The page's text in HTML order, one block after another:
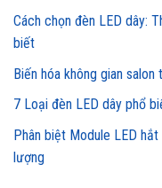
Cách chọn đèn LED dây:
biết
Biến hóa không gian
7 Loại đèn LED dây phổ
Phân biệt Module LED
lượng